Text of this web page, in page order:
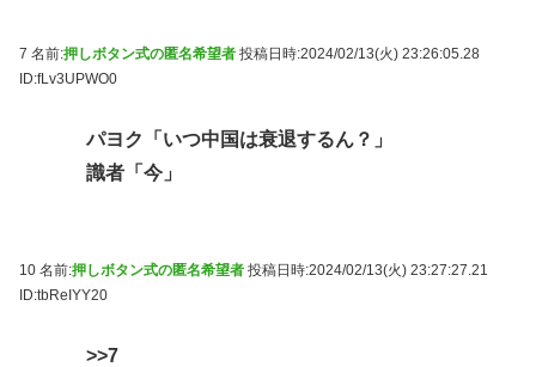
7 名前:押しボタン式の匿名希望者 投稿日時:2024/02/13(火) 23:26:05.28
ID:fLv3UPWO0
パヨク「いつ中国は衰退するん？」
識者「今」
10 名前:押しボタン式の匿名希望者 投稿日時:2024/02/13(火) 23:27:27.21
ID:tbReIYY20
>>7